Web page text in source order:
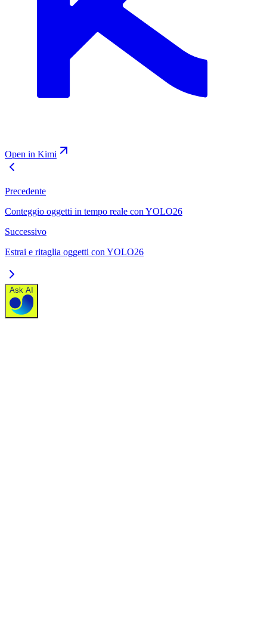
Open in Kimi
Precedente
Conteggio oggetti in tempo reale con YOLO26
Successivo
Estrai e ritaglia oggetti con YOLO26
Ask AI